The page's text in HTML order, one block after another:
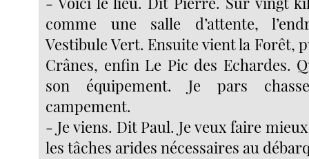
comme une salle d’attente,
Vestibule Vert. Ensuite vient la Forêt,
Crânes, enfin Le Pic des Echardes.
son équipement. Je pars
campement.
- Je viens. Dit Paul. Je veux faire
les tâches arides nécessaires au